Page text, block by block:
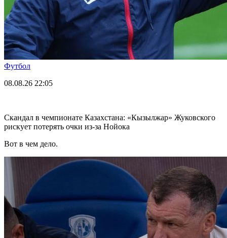
Футбол
08.08.26 22:05
Скандал в чемпионате Казахстана: «Кызылжар» Жуковского
рискует потерять очки из-за Нойока
Вот в чем дело.